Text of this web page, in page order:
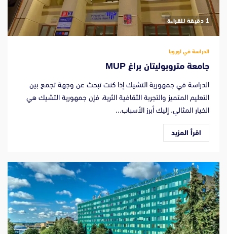
‫1 دقيقة للقراءة
الدراسة في اوروبا
جامعة متروبوليتان براغ MUP
الدراسة في جمهورية التشيك إذا كنت تبحث عن وجهة تجمع بين
التعليم المتميز والتجربة الثقافية الثرية، فإن جمهورية التشيك هي
الخيار المثالي. إليك أبرز الأسباب...
اقرأ المزيد